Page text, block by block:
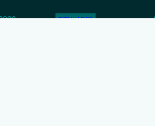
TITULARES